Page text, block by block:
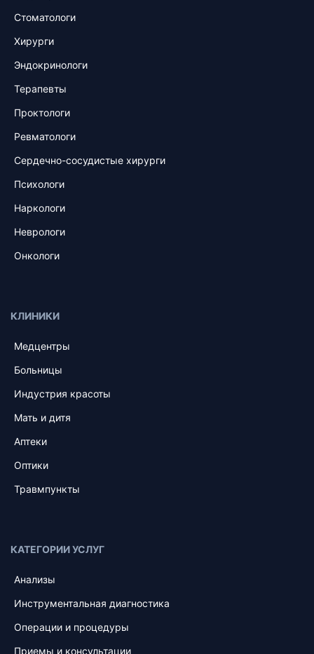
Стоматологи
Хирурги
Эндокринологи
Терапевты
Проктологи
Ревматологи
Сердечно-сосудистые хирурги
Психологи
Наркологи
Неврологи
Онкологи
КЛИНИКИ
Медцентры
Больницы
Индустрия красоты
Мать и дитя
Аптеки
Оптики
Травмпункты
КАТЕГОРИИ УСЛУГ
Анализы
Инструментальная диагностика
Операции и процедуры
Приемы и консультации